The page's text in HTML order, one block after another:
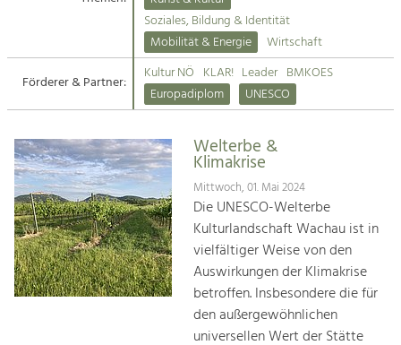
Suche
Impressum
Kontakt
Angebotsentwicklung und
Handwerk, Wissenschaft und Forschung.
Soziales, Bildung &
Identität
Gleichberechtigung, Jugend und
Integration
Mobilität & Energie
Klimawandel, öffentlicher Verkehr und
Soziales, Bildung & Identität
Mobilität & Energie
Wirtschaft
Förderer & Partner:
Kultur NÖ KLAR! Leader BMKOES
Europadiplom
UNESCO
Welterbe &
Klimakrise
Mittwoch, 01. Mai 2024
Die UNESCO-Welterbe
Kulturlandschaft Wachau ist in
vielfältiger Weise von den
Auswirkungen der Klimakrise
betroffen. Insbesondere die für
den außergewöhnlichen
universellen Wert der Stätte